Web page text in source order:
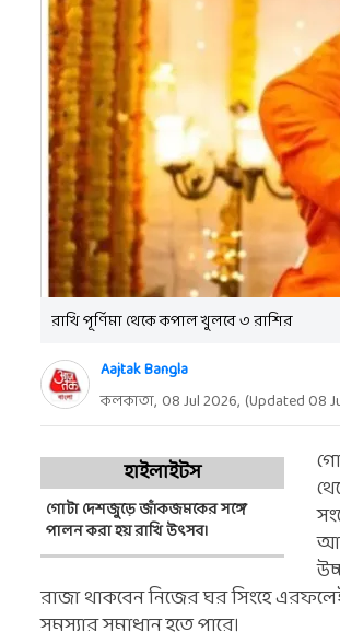
রাখি পূর্ণিমা থেকে কপাল খুলবে ৩ রাশির
Aajtak Bangla
কলকাতা, 08 Jul 2026, (Updated 08
হাইলাইটস
গোটা দেশজুড়ে জাঁকজমকের সঙ্গে
পালন করা হয় রাখি উৎসব।
রাজা থাকবেন নিজের ঘর সিংহে
সমস্যার সমাধান হতে পারে।